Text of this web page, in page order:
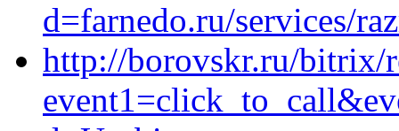
d=farnedo.ru/services/
http://borovskr.ru/bitrix/